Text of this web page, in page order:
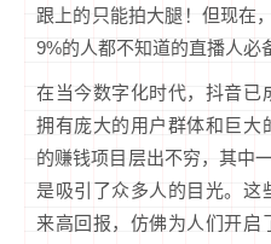
跟上的只能拍大腿！但现
9%的人都不知道的直播人必
在当今数字化时代，抖音已
拥有庞大的用户群体和巨大
的赚钱项目层出不穷，其中
是吸引了众多人的目光。这
来高回报，仿佛为人们开启